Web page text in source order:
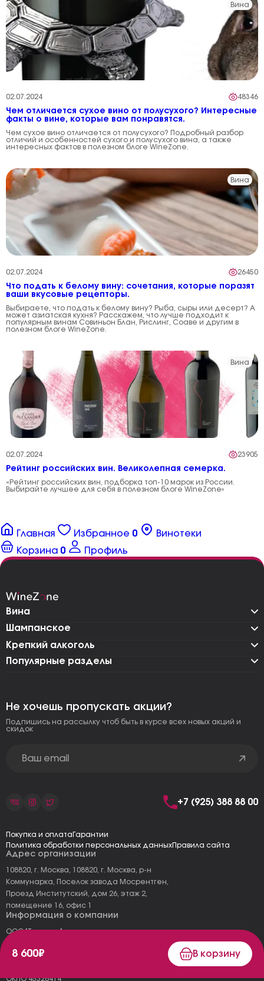
8 600₽ В корзину
Вина
02.07.2024 48346
Чем отличается сухое вино от полусухого? Интересные
факты о вине, которые вам понравятся.
Чем сухое вино отличается от полусухого? Подробный разбор
отличий и особенностей сухого и полусухого вина, а также
интересных фактов в полезном блоге WineZone.
Вина
02.07.2024 26450
Что подать к белому вину: сочетания, которые поразят
ваши вкусовые рецепторы.
Выбираете, что подать к белому вину? Рыба, сыры или десерт? А
может азиатская кухня? Расскажем, что лучше подходит к
популярным винам Совиньон Блан, Рислинг, Соаве и другим в
полезном блоге WineZone.
Вина
02.07.2024 23905
Рейтинг российских вин. Великолепная семерка.
«Рейтинг российских вин, подборка топ-10 марок из России.
Выбирайте лучшее для себя в полезном блоге WineZone»
Главная Избранное 0
Винотеки
Корзина 0 Профиль
Вина
Шампанское
Крепкий алкоголь
Популярные разделы
Адрес организации
108820, г. Москва, 108820, г. Москва, р-н
Коммунарка, Поселок завода Мосрентген,
Проезд Институтский, дом 26, этаж 2,
помещение 16, офис 1
Информация о компании
ООО "Тоскана"
КПП: 775101001
ОКПО 45326414
Не хочешь пропускать акции?
Подпишись на рассылку чтоб быть в курсе всех новых акций и
скидок
+7 (925) 388 88 00
Покупка и оплата Гарантии
Политика обработки персональных данныхПравила сайта